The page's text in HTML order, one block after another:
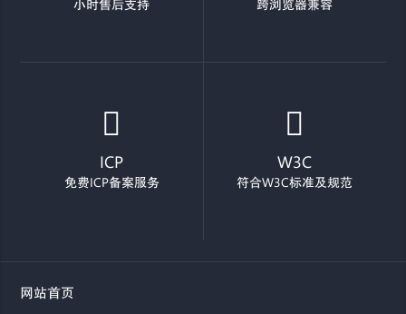
小时售后支持 跨浏览器兼容
ICP
免费ICP备案服务
W3C
符合W3C标准及规范
网站首页